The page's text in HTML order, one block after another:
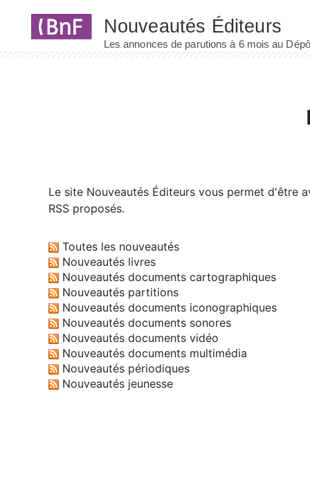
Le site Nouveautés Éditeurs vous permet d'être
RSS proposés.
Toutes les nouveautés
Nouveautés livres
Nouveautés documents cartographiques
Nouveautés partitions
Nouveautés documents iconographiques
Nouveautés documents sonores
Nouveautés documents vidéo
Nouveautés documents multimédia
Nouveautés périodiques
Nouveautés jeunesse